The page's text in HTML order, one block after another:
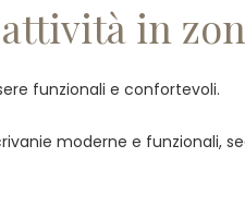
in
funzionali e confortevoli.
moderne e funzionali,